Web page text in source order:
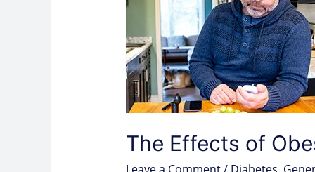
The Effects of
Obesity:
the
Surface